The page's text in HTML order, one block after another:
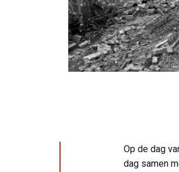
Op de dag
dag samen